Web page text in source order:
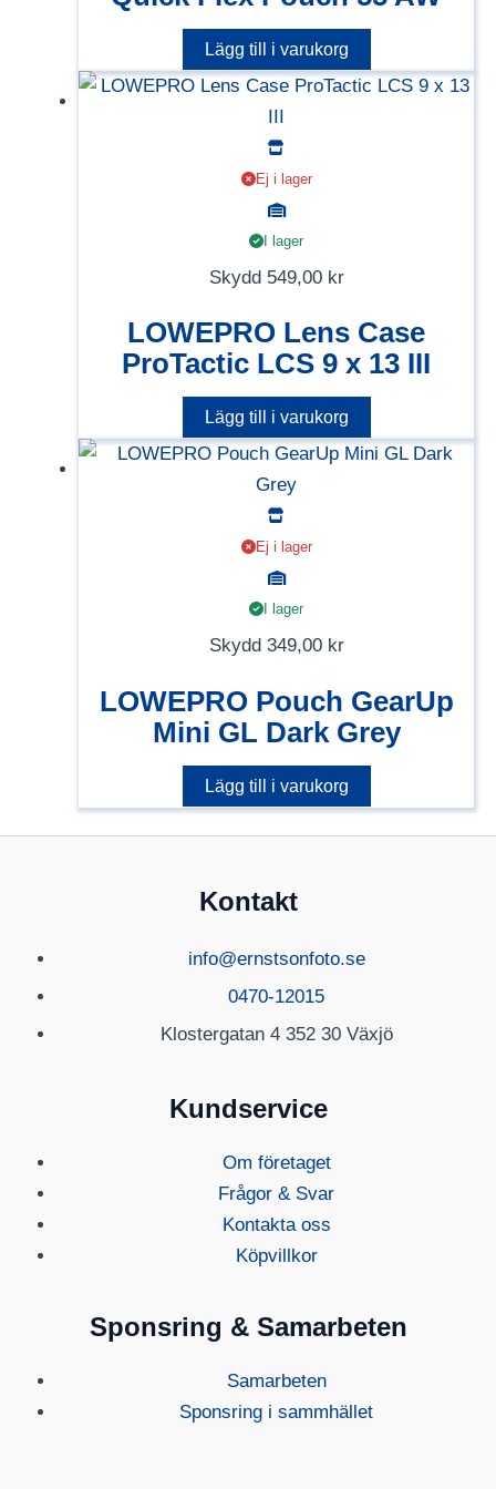
Lägg till i varukorg
Ej i lager
I lager
Skydd 549,00 kr
LOWEPRO Lens Case
ProTactic LCS 9 x 13 III
Lägg till i varukorg
Ej i lager
I lager
Skydd 349,00 kr
LOWEPRO Pouch GearUp
Mini GL Dark Grey
Lägg till i varukorg
Kontakt
info@ernstsonfoto.se
0470-12015
Klostergatan 4 352 30 Växjö
Kundservice
Om företaget
Frågor & Svar
Kontakta oss
Köpvillkor
Sponsring & Samarbeten
Samarbeten
Sponsring i sammhället